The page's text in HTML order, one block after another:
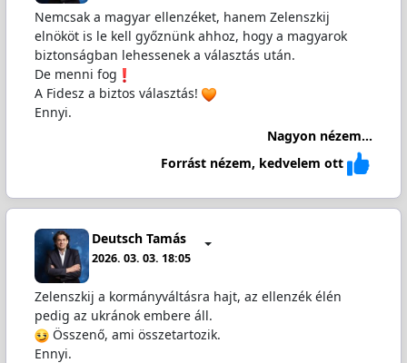
Nemcsak a magyar ellenzéket, hanem Zelenszkij
elnököt is le kell győznünk ahhoz, hogy a magyarok
biztonságban lehessenek a választás után.
De menni fog
A Fidesz a biztos választás!
Ennyi.
Nagyon nézem...
Forrást nézem, kedvelem ott
Deutsch Tamás
2026. 03. 03. 18:05
Zelenszkij a kormányváltásra hajt, az ellenzék élén
pedig az ukránok embere áll.
Összenő, ami összetartozik.
Ennyi.